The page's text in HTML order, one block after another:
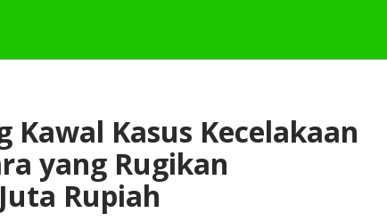
Kawal Kasus Kecelakaan
yang Rugikan
Rupiah